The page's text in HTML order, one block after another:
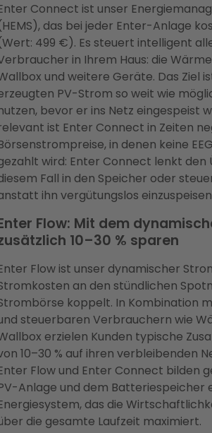
Connect ist unser
das bei jeder Enter-Anlage
499 €). Es steuert intelligent
in Ihrem Haus: die
und weitere Geräte. Das Ziel
PV-Strom so weit wie
bevor er ins Netz eingespeist
ist Enter Connect in Zeiten
in denen keine
wird: Enter Connect lenkt den
Fall in den Speicher oder
ihn vergütungslos
Flow: Mit dem
10–30 % sparen
Flow ist unser dynamischer
an den stündlichen
koppelt. In Kombination
steuerbaren Verbrauchern wie
erzielen Kunden typische
10–30 % auf ihren verbleibenden
Flow und Enter Connect bilden
Anlage und dem Batteriespeicher
das die
die gesamte Laufzeit maximiert.